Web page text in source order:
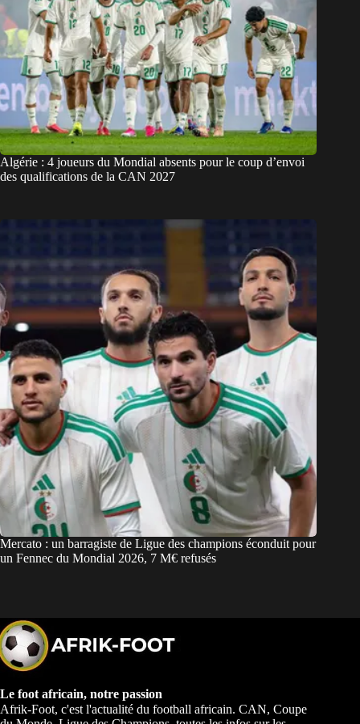
Algérie : 4 joueurs du Mondial absents pour le coup d’envoi
des qualifications de la CAN 2027
Mercato : un barragiste de Ligue des champions éconduit pour
un Fennec du Mondial 2026, 7 M€ refusés
Le foot africain, notre passion
Afrik-Foot, c'est l'actualité du football africain. CAN, Coupe